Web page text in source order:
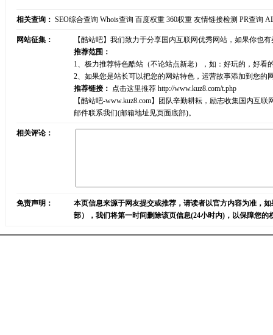
相关查询： SEO综合查询 Whois查询 百度权重 360权重 友情链接检测 PR查询
网站征集：
【酷站吧】我们致力于分享国内互联网优秀网站，如果你也
推荐范围：
1、极力推荐特色酷站（不论站点新老），如：好玩的，好
2、如果您是站长可以把您的网站特色，运营故事添加到您
推荐链接： 点击这里推荐 http://www.kuz8.com/t.php
【酷站吧-www.kuz8.com】团队辛勤耕耘，励志收集国内互
邮件联系我们(邮箱地址见页面底部)。
相关评论：
免责声明：
本页信息来源于网友提交或推荐，请读者以官方内容为准，
部），我们将第一时间删除该页信息(24小时内)，以保障您的